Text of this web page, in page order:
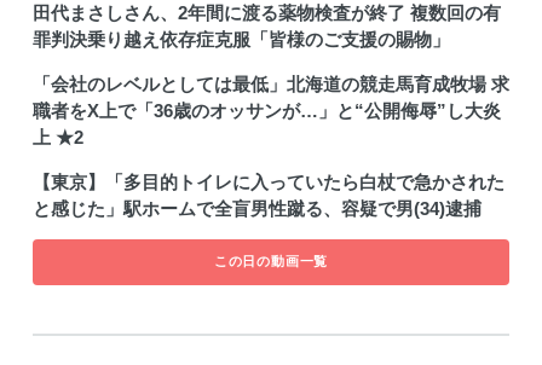
田代まさしさん、2年間に渡る薬物検査が終了 複数回の有
罪判決乗り越え依存症克服「皆様のご支援の賜物」
「会社のレベルとしては最低」北海道の競走馬育成牧場 求
職者をX上で「36歳のオッサンが…」と“公開侮辱”し大炎
上 ★2
【東京】「多目的トイレに入っていたら白杖で急かされた
と感じた」駅ホームで全盲男性蹴る、容疑で男(34)逮捕
この日の動画一覧